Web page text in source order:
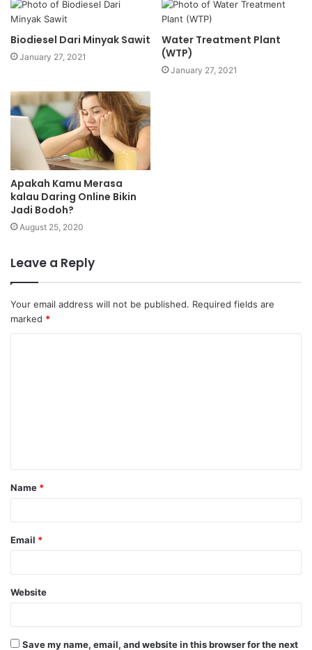
Biodiesel Dari Minyak Sawit
January 27, 2021
Water Treatment Plant
(WTP)
January 27, 2021
Apakah Kamu Merasa
kalau Daring Online Bikin
Jadi Bodoh?
August 25, 2020
Leave a Reply
Your email address will not be published. Required fields are
marked *
Name *
Email *
Website
Save my name, email, and website in this browser for the next